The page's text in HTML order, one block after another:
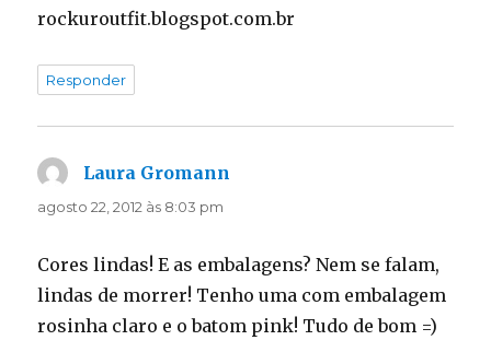
rockuroutfit.blogspot.com.br
Responder
Laura Gromann
agosto 22, 2012 às 8:03 pm
Cores lindas! E as embalagens? Nem se falam,
lindas de morrer! Tenho uma com embalagem
rosinha claro e o batom pink! Tudo de bom =)